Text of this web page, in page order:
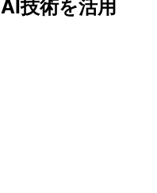
技術を活用